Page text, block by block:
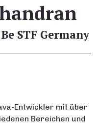
STF Germany
Entwickler mit über
Bereichen und